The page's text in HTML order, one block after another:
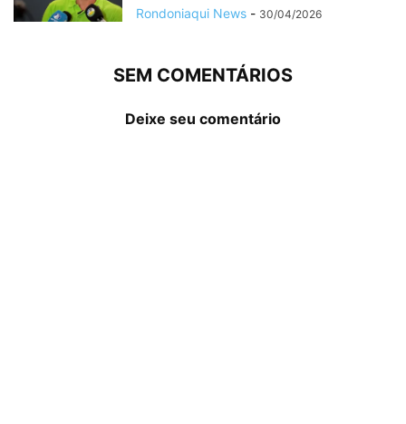
Rondoniaqui News - 30/04/2026
SEM COMENTÁRIOS
Deixe seu comentário